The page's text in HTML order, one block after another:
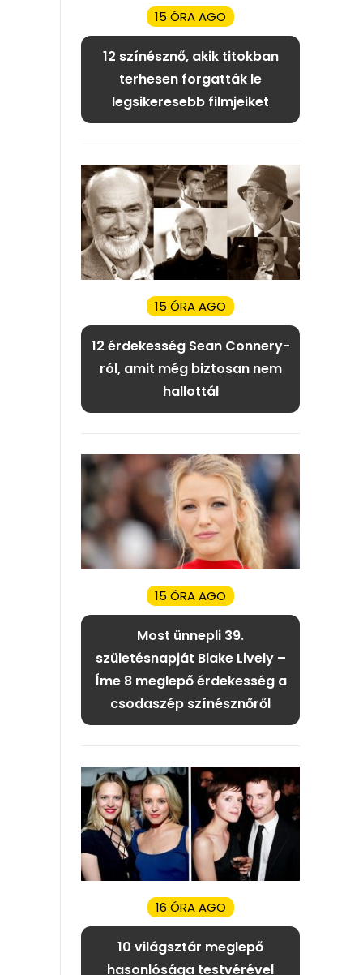
15 ÓRA AGO
12 színésznő, akik titokban
terhesen forgatták le
legsikeresebb filmjeiket
15 ÓRA AGO
12 érdekesség Sean Connery-
ról, amit még biztosan nem
hallottál
15 ÓRA AGO
Most ünnepli 39.
születésnapját Blake Lively –
Íme 8 meglepő érdekesség a
csodaszép színésznőről
16 ÓRA AGO
10 világsztár meglepő
hasonlósága testvérével